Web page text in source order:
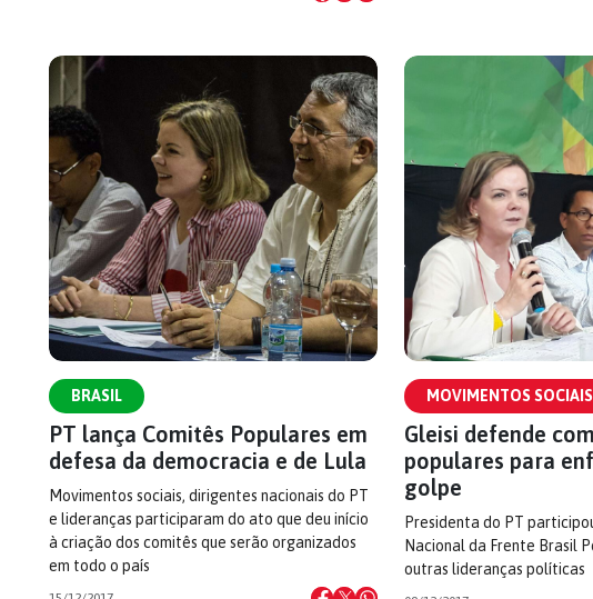
BRASIL
PT lança Comitês Populares em
defesa da democracia e de Lula
Movimentos sociais, dirigentes nacionais do PT
e lideranças participaram do ato que deu início
à criação dos comitês que serão organizados
em todo o país
MOVIMENTOS SOCIAIS
Gleisi defende
populares para
golpe
Presidenta do PT
Nacional da Frente Brasil
outras lideranças políticas